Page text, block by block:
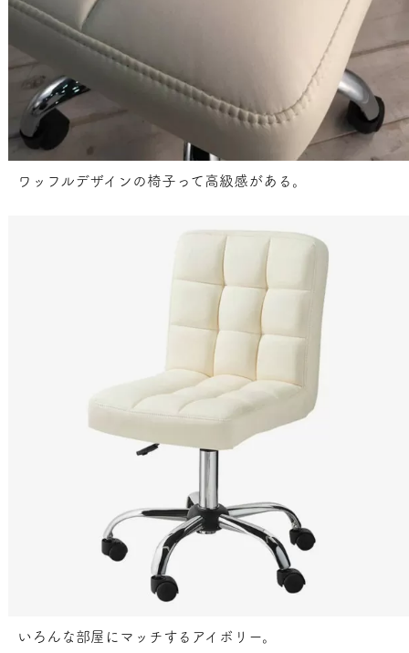
ワッフルデザインの椅子って高級感がある。
いろんな部屋にマッチするアイボリー。